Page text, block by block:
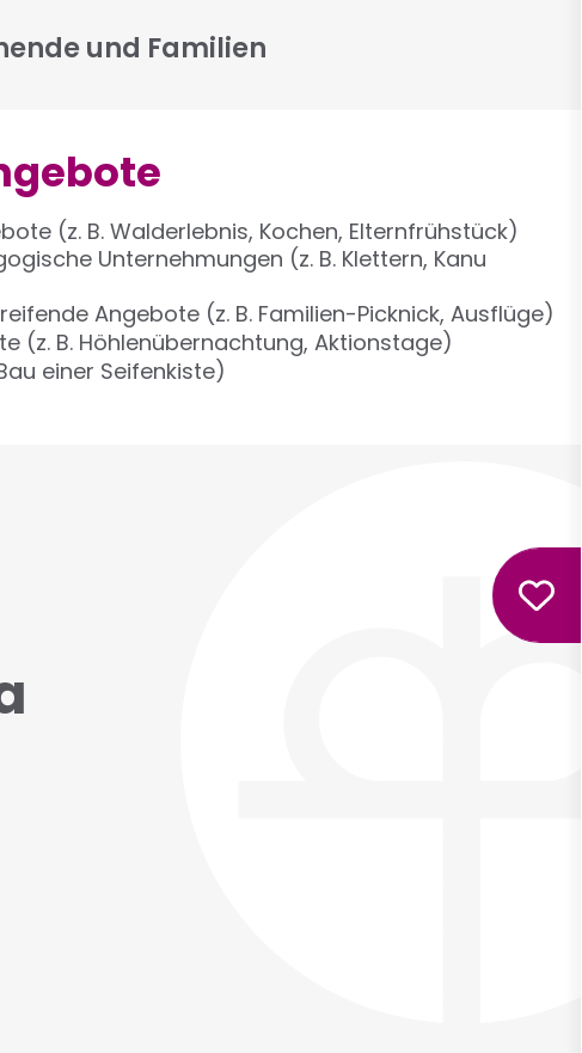
und Familien
(z. B. Walderlebnis, Kochen, Elternfrühstück)
Unternehmungen (z. B. Klettern, Kanu
Angebote (z. B. Familien-Picknick, Ausflüge)
(z. B. Höhlenübernachtung, Aktionstage)
einer Seifenkiste)